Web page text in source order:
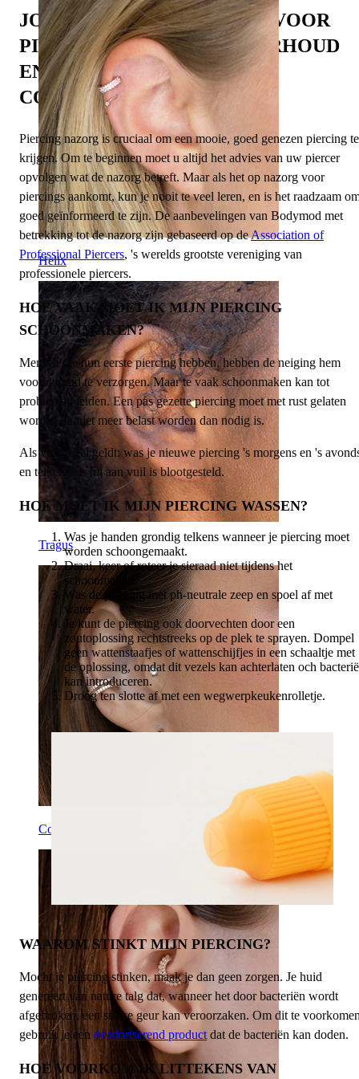
Helix
Tragus
Conch
JOUW UITGEBREIDE GIDS VOOR
PIERCING NAZORG, ONDERHOUD
EN HET VOORKOMEN VAN
COMPLICATIES
Piercing nazorg is cruciaal om een mooie, goed genezen piercing te
krijgen. Om te beginnen moet u altijd het advies van uw piercer
opvolgen wat de nazorg betreft. Maar als het op nazorg voor
piercings aankomt, kun je nooit te veel leren, en is het raadzaam
goed geïnformeerd te zijn. De aanbevelingen van Bodymod met
betrekking tot de nazorg zijn gebaseerd op deAssociation of
Professional Piercers, 's werelds grootste vereniging van
professionele piercers.
HOE VAAK MOET IK MIJN PIERCING
SCHOONMAKEN?
Mensen die hun eerste piercing hebben, hebben de neiging hem
voortdurend te verzorgen. Maar te vaak schoonmaken kan tot
problemen leiden. Een pas gezette piercing moet met rust gelaten
worden en niet meer belast worden dan nodig is.
Als vuistregel geldt: was je nieuwe piercing 's morgens en 's
en telkens als hij aan vuil is blootgesteld.
HOE MOET IK MIJN PIERCING WASSEN?
Was je handen grondig telkens wanneer je piercing moet
worden schoongemaakt.
Draai, keer of roteer je sieraad niet tijdens het
schoonmaken.
Was de piercing met ph-neutrale zeep en spoel af met
water.
Je kunt de piercing ook doorvechten door een
zoutoplossing rechtstreeks op de plek te sprayen. Dompel
geen wattenstaafjes of wattenschijfjes in een schaaltje met
de oplossing, omdat dit vezels kan achterlaten och
kan introduceren.
Droog ten slotte af met een wegwerpkeukenrolletje.
WAAROM STINKT MIJN PIERCING?
Mocht je piercing stinken, maak je dan geen zorgen. Je huid
genereert van nature talg dat, wanneer het door bacteriën wordt
afgebroken, een sterke geur kan veroorzaken. Om dit te
gebruik je een deodoriserend product dat de bacteriën kan doden.
HOE VOORKOM IK LITTEKENS VAN